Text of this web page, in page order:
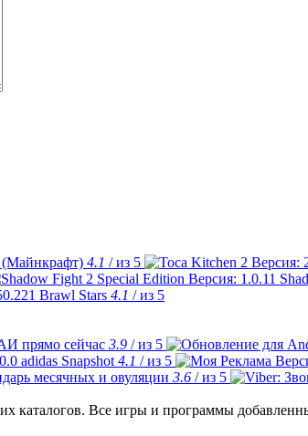
(Майнкрафт) 4.1 / из 5
Brawl Stars 4.1 / из 5
прямо сейчас 3.9 / из 5
adidas Snapshot 4.1 / из 5
месячных и овуляции 3.6 / из 5
Все игры и программы